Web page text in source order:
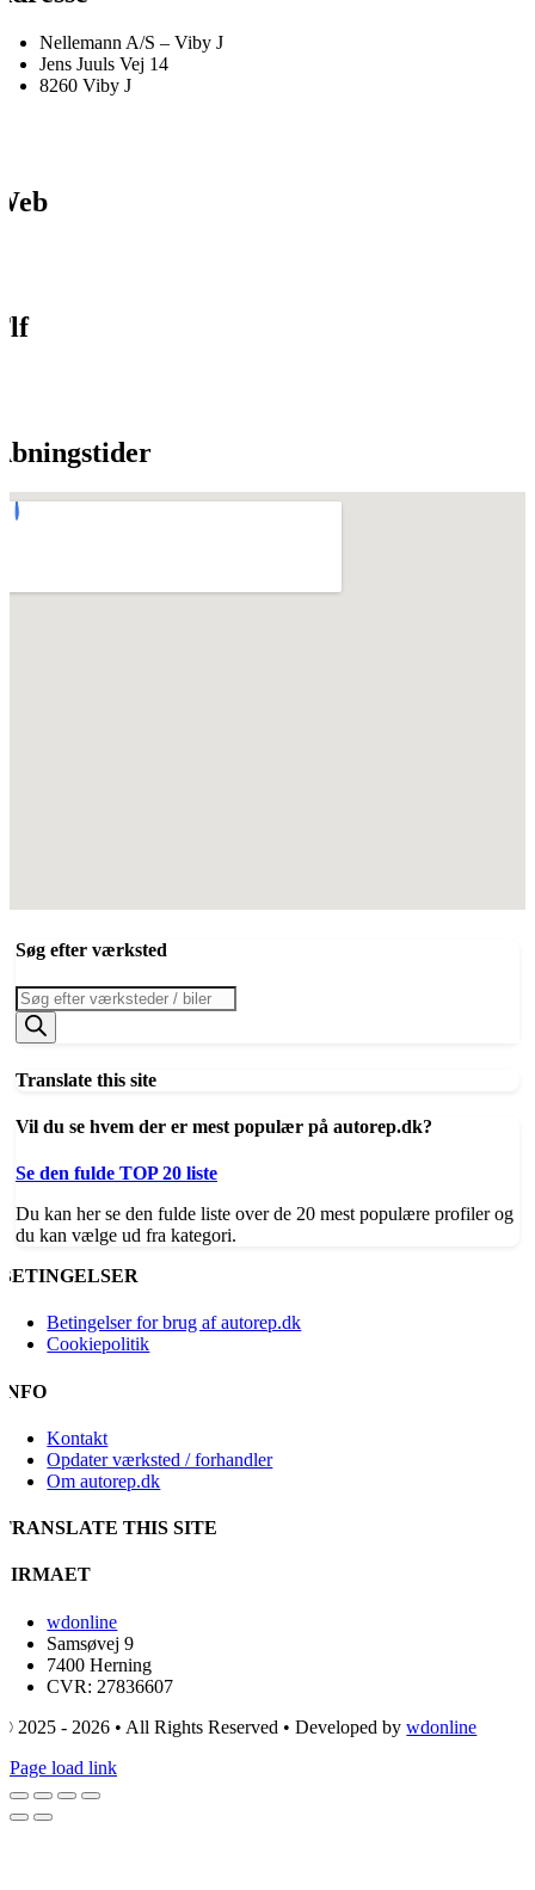
Nellemann A/S – Viby J
Jens Juuls Vej 14
8260 Viby J
Søg efter værksted
Products
search
Translate this site
Vil du se hvem der er mest populær på autorep.dk?
Se den fulde TOP 20 liste
Du kan her se den fulde liste over de 20 mest populære profiler og
du kan vælge ud fra kategori.
BETINGELSER
Betingelser for brug af autorep.dk
Cookiepolitik
INFO
Kontakt
Opdater værksted / forhandler
Om autorep.dk
TRANSLATE THIS SITE
FIRMAET
wdonline
Samsøvej 9
7400 Herning
CVR: 27836607
© 2025 - 2026 • All Rights Reserved • Developed bywdonline
Page load link